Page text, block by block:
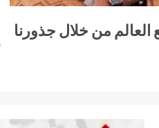
العالم من خلال جذورنا